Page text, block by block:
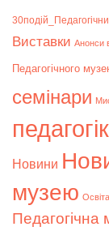
Bиставки Анонси
Педагогічного
семінари
Новини
музею
Педагогічна